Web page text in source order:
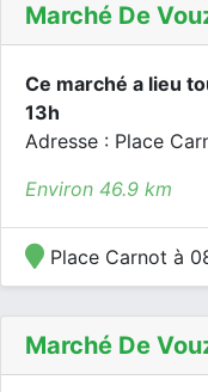
Marché De
Ce marché a lieu
13h
Adresse : Place
Environ 46.9 km
Place Carnot à
Marché De